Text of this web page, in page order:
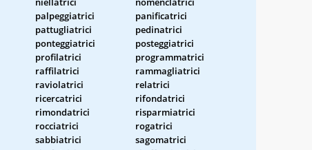
palpeggiatrici
panificatrici
pattugliatrici
pedinatrici
ponteggiatrici
posteggiatrici
profilatrici
programmatrici
raffilatrici
rammagliatrici
raviolatrici
relatrici
ricercatrici
rifondatrici
rimondatrici
risparmiatrici
rocciatrici
rogatrici
sabbiatrici
sagomatrici